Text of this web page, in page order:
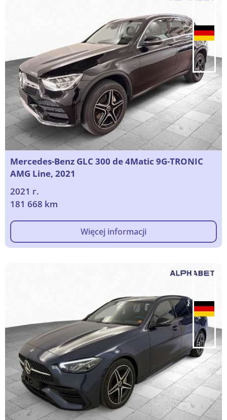
Mercedes-Benz GLC 300 de 4Matic 9G-TRONIC
AMG Line, 2021
2021 г.
181 668 km
Więcej informacji